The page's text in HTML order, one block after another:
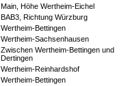
Main, Höhe Wertheim-Eichel
BAB3, Richtung Würzburg
Wertheim-Bettingen
Wertheim-Sachsenhausen
Zwischen Wertheim-Bettingen und
Dertingen
Wertheim-Reinhardshof
Wertheim-Bettingen